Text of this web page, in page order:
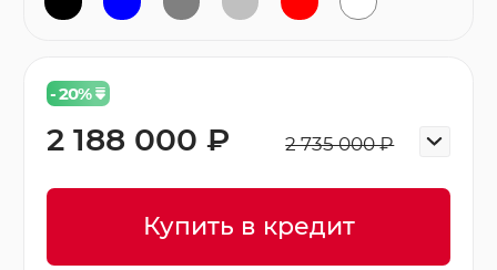
- 20%
2 735 000 ₽
2 188 000 ₽
Купить в кредит